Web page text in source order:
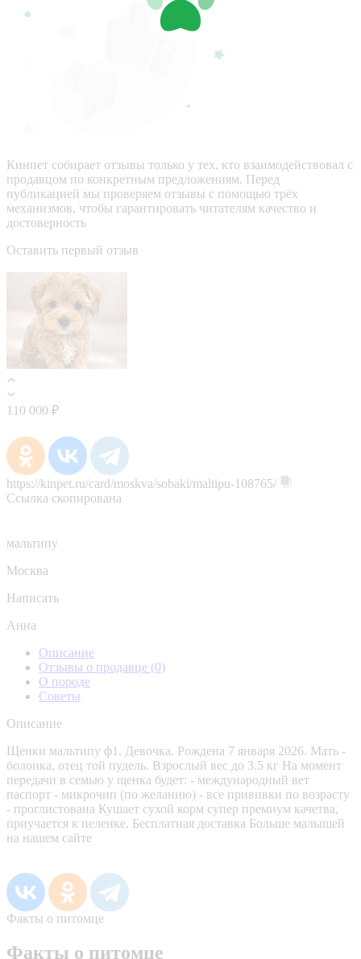
Кинпет собирает отзывы только у тех, кто взаимодействовал с
продавцом по конкретным предложениям. Перед
публикацией мы проверяем отзывы с помощью трёх
механизмов, чтобы гарантировать читателям качество и
достоверность
Оставить первый отзыв
110 000 ₽
https://kinpet.ru/card/moskva/sobaki/maltipu-108765/
Ссылка скопирована
мальтипу
Москва
Написать
Анна
Описание
Отзывы о продавце (0)
О породе
Советы
Описание
Щенки мальтипу ф1. Девочка. Рождена 7 января 2026. Мать -
болонка, отец той пудель. Взрослый вес до 3.5 кг На момент
передачи в семью у щенка будет: - международный вет
паспорт - микрочип (по желанию) - все прививки по возрасту
- проглистована Кушает сухой корм супер премиум качетва,
приучается к пеленке. Бесплатная доставка Больше малышей
на нашем сайте
Факты о питомце
Факты о питомце